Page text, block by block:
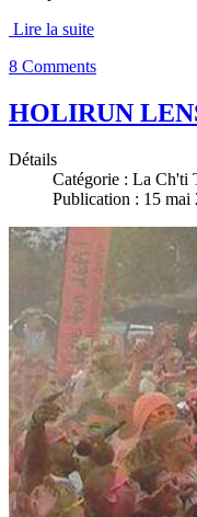
Lire la suite
8 Comments
HOLIRUN
Détails
Catégorie : La Ch'ti
Publication : 15 mai